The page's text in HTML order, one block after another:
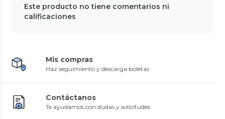
Este producto no tiene comentarios ni
calificaciones
Mis compras
Haz seguimiento y descarga boletas
Contáctanos
Te ayudamos con dudas y solicitudes